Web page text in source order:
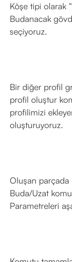
Köşe tipi olarak
Budanacak
seçiyoruz.
Bir diğer profil
profil oluştur
profilimizi
oluşturuyoruz.
Oluşan parçada
Buda/Uzat
Parametreleri